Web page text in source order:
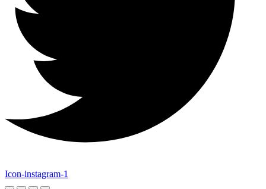
Icon-instagram-1